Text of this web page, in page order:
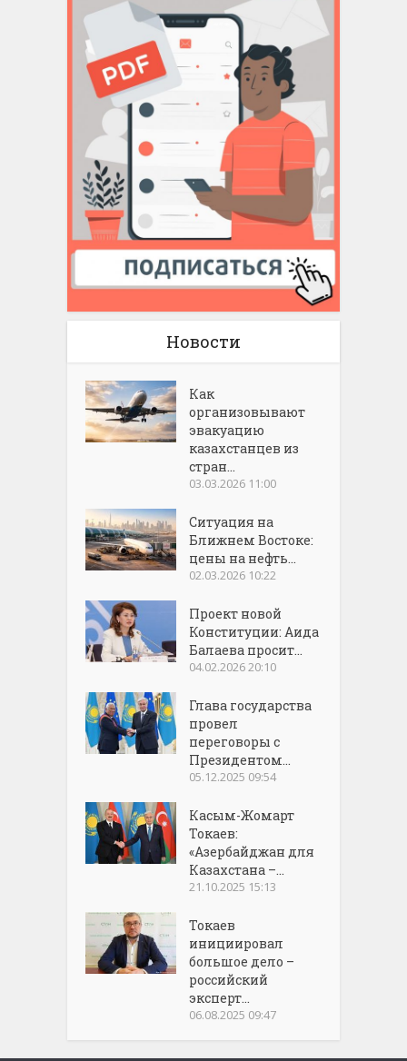
Новости
Как
организовывают
эвакуацию
казахстанцев из
стран...
03.03.2026 11:00
Ситуация на
Ближнем Востоке:
цены на нефть...
02.03.2026 10:22
Проект новой
Конституции: Аида
Балаева просит...
04.02.2026 20:10
Глава государства
провел
переговоры с
Президентом...
05.12.2025 09:54
Касым-Жомарт
Токаев:
«Азербайджан для
Казахстана –...
21.10.2025 15:13
Токаев
инициировал
большое дело –
российский
эксперт...
06.08.2025 09:47